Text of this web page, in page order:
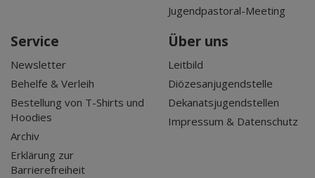
Jugendpastoral-Meeting
Service
Newsletter
Behelfe & Verleih
Bestellung von T-Shirts und
Hoodies
Archiv
Erklärung zur
Barrierefreiheit
Über uns
Leitbild
Diözesanjugendstelle
Dekanatsjugendstellen
Impressum & Datenschutz